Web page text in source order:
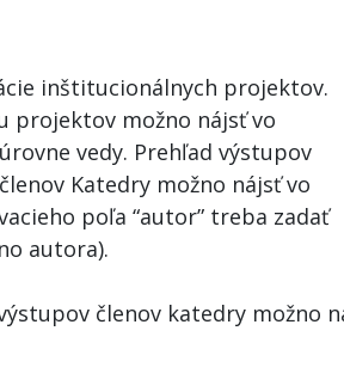
inštitucionálnych projektov.
projektov možno nájsť vo
vedy. Prehľad výstupov
Katedry možno nájsť vo
poľa “autor” treba zadať
autora).
členov katedry možno